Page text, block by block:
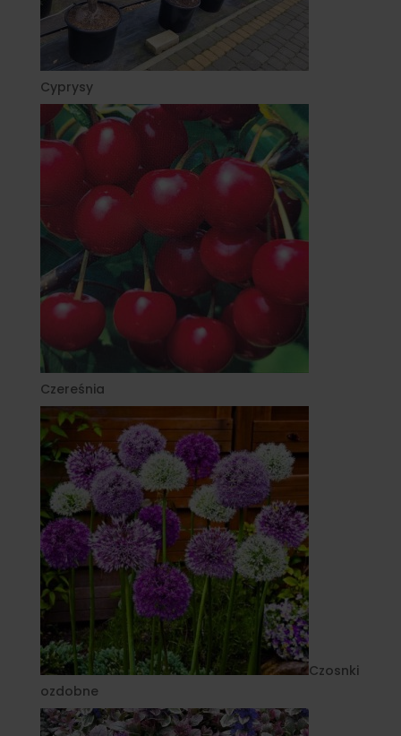
Cyprysy
Czereśnia
Czosnki
ozdobne